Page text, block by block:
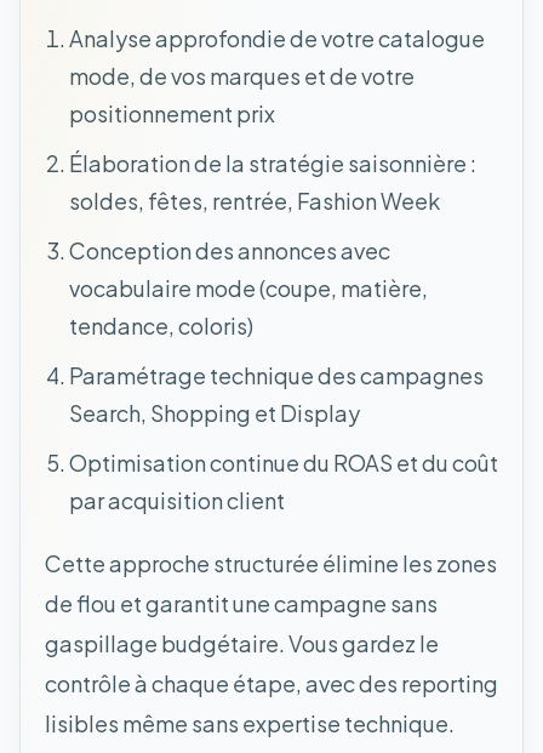
Analyse approfondie de votre catalogue
mode, de vos marques et de votre
positionnement prix
Élaboration de la stratégie saisonnière :
soldes, fêtes, rentrée, Fashion Week
Conception des annonces avec
vocabulaire mode (coupe, matière,
tendance, coloris)
Paramétrage technique des campagnes
Search, Shopping et Display
Optimisation continue du ROAS et du coût
par acquisition client
Cette approche structurée élimine les zones
de flou et garantit une campagne sans
gaspillage budgétaire. Vous gardez le
contrôle à chaque étape, avec des reporting
lisibles même sans expertise technique.